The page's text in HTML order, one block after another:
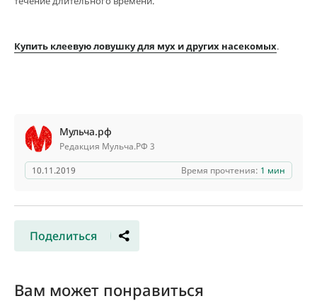
Купить клеевую ловушку для мух и других насекомых.
Мульча.рф
Редакция Мульча.РФ 3
10.11.2019
Время прочтения: 1 мин
Поделиться
Вам может понравиться